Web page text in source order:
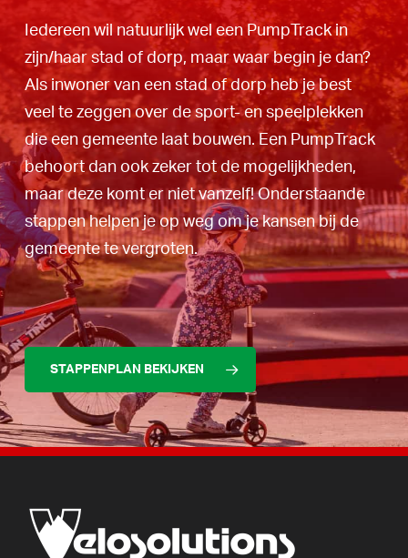
Iedereen wil natuurlijk wel een PumpTrack in
zijn/haar stad of dorp, maar waar begin je dan?
Als inwoner van een stad of dorp heb je best
veel te zeggen over de sport- en speelplekken
die een gemeente laat bouwen. Een PumpTrack
behoort dan ook zeker tot de mogelijkheden,
maar deze komt er niet vanzelf! Onderstaande
stappen helpen je op weg om je kansen bij de
gemeente te vergroten.
STAPPENPLAN BEKIJKEN